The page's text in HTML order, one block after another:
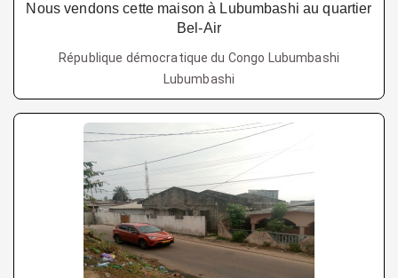
Nous vendons cette maison à Lubumbashi au quartier
Bel-Air
République démocratique du Congo Lubumbashi
Lubumbashi